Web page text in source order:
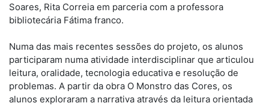
Soares, Rita Correia em parceria com a professora
bibliotecária Fátima franco.
Numa das mais recentes sessões do projeto, os alunos
participaram numa atividade interdisciplinar que articulou
leitura, oralidade, tecnologia educativa e resolução de
problemas. A partir da obra O Monstro das Cores, os
alunos exploraram a narrativa através da leitura orientada